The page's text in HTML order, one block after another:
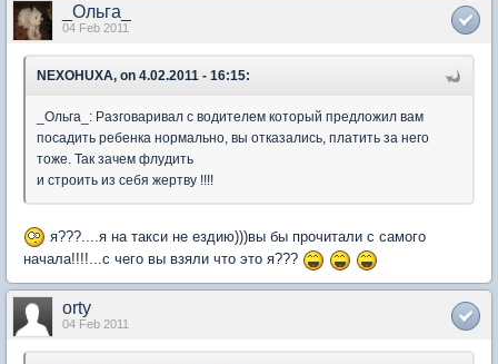
_Ольга_
04 Feb 2011
NEXOHUXA, on 4.02.2011 - 16:15:
_Ольга_: Разговаривал с водителем который предложил вам
посадить ребенка нормально, вы отказались, платить за него
тоже. Так зачем флудить
и строить из себя жертву !!!!
я???....я на такси не ездию)))вы бы прочитали с самого
начала!!!!...с чего вы взяли что это я???
orty
04 Feb 2011